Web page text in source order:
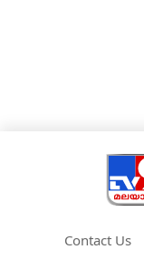
Contact Us